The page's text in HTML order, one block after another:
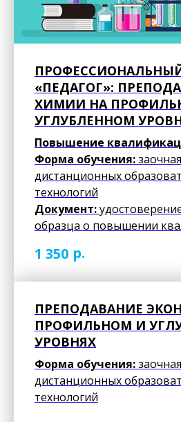
«ПЕДАГОГ»:
ХИМИИ НА
УГЛУБЛЕННОМ
Повышение
Форма обучения:
дистанционных
технологий
Документ:
образца о повышении
1 350 р.
ПРЕПОДАВАНИЕ
ПРОФИЛЬНОМ И
УРОВНЯХ
Форма обучения:
дистанционных
технологий